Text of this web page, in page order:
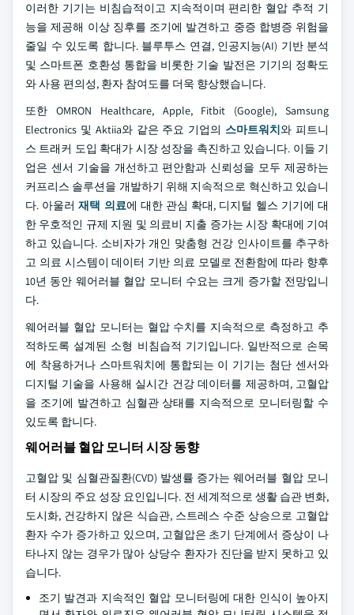
이러한 기기는 비침습적이고 지속적이며 편리한 혈압 추적 기
능을 제공해 이상 징후를 조기에 발견하고 중증 합병증 위험을
줄일 수 있도록 합니다. 블루투스 연결, 인공지능(AI) 기반 분석
및 스마트폰 호환성 통합을 비롯한 기술 발전은 기기의 정확도
와 사용 편의성, 환자 참여도를 더욱 향상했습니다.
또한 OMRON Healthcare, Apple, Fitbit (Google), Samsung
Electronics 및 Aktiia와 같은 주요 기업의 스마트워치와 피트니
스 트래커 도입 확대가 시장 성장을 촉진하고 있습니다. 이들 기
업은 센서 기술을 개선하고 편안함과 신뢰성을 모두 제공하는
커프리스 솔루션을 개발하기 위해 지속적으로 혁신하고 있습니
다. 아울러재택 의료에 대한 관심 확대, 디지털 헬스 기기에 대
한 우호적인 규제 지원 및 의료비 지출 증가는 시장 확대에 기여
하고 있습니다. 소비자가 개인 맞춤형 건강 인사이트를 추구하
고 의료 시스템이 데이터 기반 의료 모델로 전환함에 따라 향후
10년 동안 웨어러블 혈압 모니터 수요는 크게 증가할 전망입니
다.
웨어러블 혈압 모니터는 혈압 수치를 지속적으로 측정하고 추
적하도록 설계된 소형 비침습적 기기입니다. 일반적으로 손목
에 착용하거나 스마트워치에 통합되는 이 기기는 첨단 센서와
디지털 기술을 사용해 실시간 건강 데이터를 제공하며, 고혈압
을 조기에 발견하고 심혈관 상태를 지속적으로 모니터링할 수
있도록 합니다.
웨어러블 혈압 모니터 시장 동향
고혈압 및 심혈관질환(CVD) 발생률 증가는 웨어러블 혈압 모니
터 시장의 주요 성장 요인입니다. 전 세계적으로 생활 습관 변화,
도시화, 건강하지 않은 식습관, 스트레스 수준 상승으로 고혈압
환자 수가 증가하고 있으며, 고혈압은 초기 단계에서 증상이 나
타나지 않는 경우가 많아 상당수 환자가 진단을 받지 못하고 있
습니다.
조기 발견과 지속적인 혈압 모니터링에 대한 인식이 높아지